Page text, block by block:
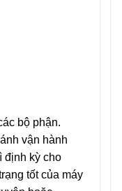
bộ phận.
vận hành
định kỳ cho
tốt của máy